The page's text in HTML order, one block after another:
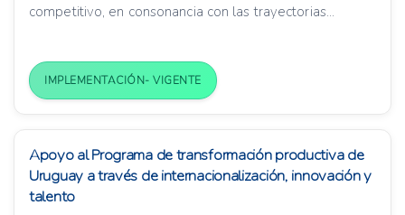
competitivo, en consonancia con las trayectorias...
IMPLEMENTACIÓN- VIGENTE
Apoyo al Programa de transformación productiva de
Uruguay a través de internacionalización, innovación y
talento